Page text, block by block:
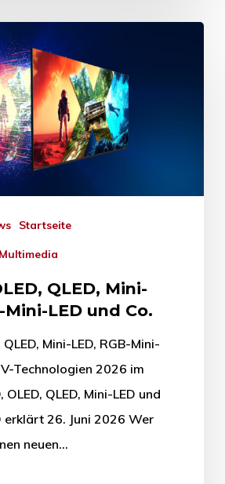
Startseite
QLED, Mini-
Mini-LED und Co.
Mini-LED, RGB-Mini-
Technologien 2026 im
OLED, QLED, Mini-LED und
erklärt 26. Juni 2026 Wer
neuen…